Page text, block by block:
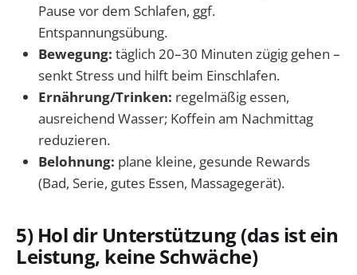
Pause vor dem Schlafen, ggf.
Entspannungsübung.
Bewegung: täglich 20–30 Minuten zügig gehen –
senkt Stress und hilft beim Einschlafen.
Ernährung/Trinken: regelmäßig essen,
ausreichend Wasser; Koffein am Nachmittag
reduzieren.
Belohnung: plane kleine, gesunde Rewards
(Bad, Serie, gutes Essen, Massagegerät).
5) Hol dir Unterstützung (das ist ein
Leistung, keine Schwäche)